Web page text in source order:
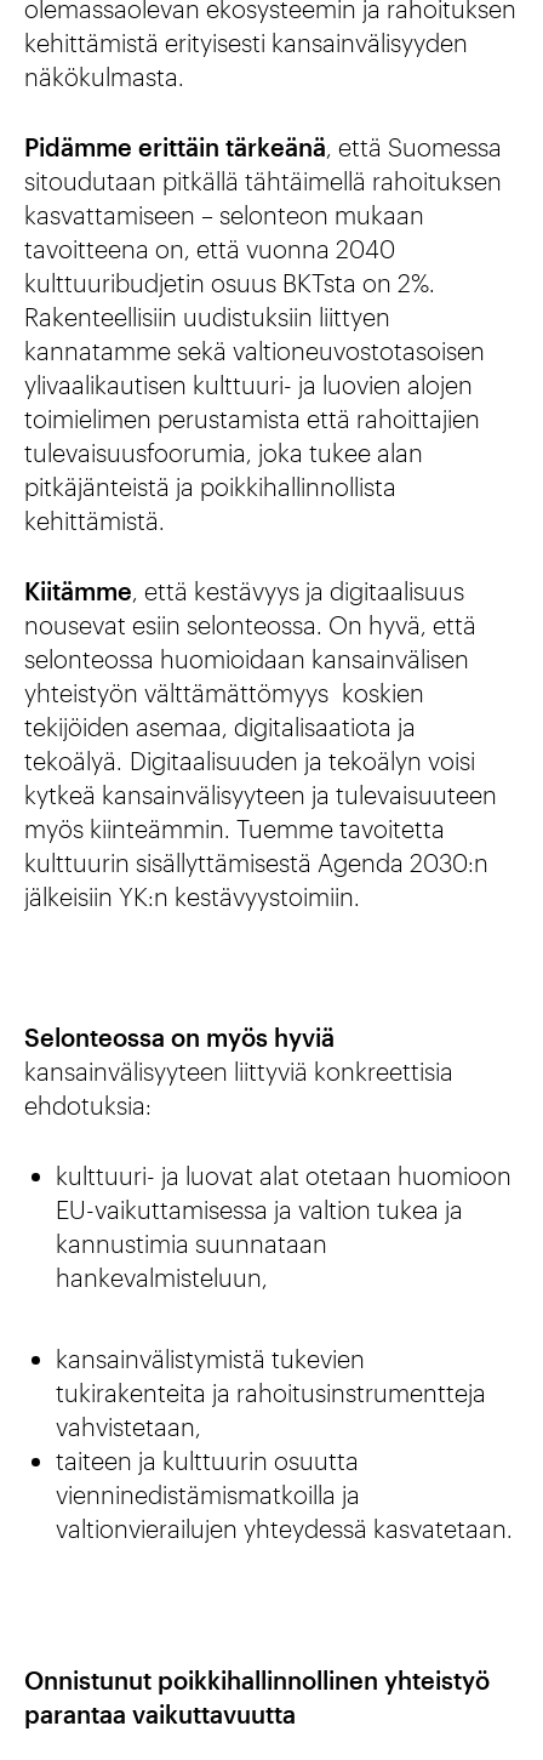
olemassaolevan ekosysteemin ja rahoituksen
kehittämistä erityisesti kansainvälisyyden
näkökulmasta.
Pidämme erittäin tärkeänä , että Suomessa
sitoudutaan pitkällä tähtäimellä rahoituksen
kasvattamiseen – selonteon mukaan
tavoitteena on, että vuonna 2040
kulttuuribudjetin osuus BKTsta on 2%.
Rakenteellisiin uudistuksiin liittyen
kannatamme sekä valtioneuvostotasoisen
ylivaalikautisen kulttuuri- ja luovien alojen
toimielimen perustamista että rahoittajien
tulevaisuusfoorumia, joka tukee alan
pitkäjänteistä ja poikkihallinnollista
kehittämistä.
Kiitämme , että kestävyys ja digitaalisuus
nousevat esiin selonteossa. On hyvä, että
selonteossa huomioidaan kansainvälisen
yhteistyön välttämättömyys koskien
tekijöiden asemaa, digitalisaatiota ja
tekoälyä. Digitaalisuuden ja tekoälyn voisi
kytkeä kansainvälisyyteen ja tulevaisuuteen
myös kiinteämmin. Tuemme tavoitetta
kulttuurin sisällyttämisestä Agenda 2030:n
jälkeisiin YK:n kestävyystoimiin.
Selonteossa on myös hyviä
kansainvälisyyteen liittyviä konkreettisia
ehdotuksia:
kulttuuri- ja luovat alat otetaan huomioon
EU-vaikuttamisessa ja valtion tukea ja
kannustimia suunnataan
hankevalmisteluun,
kansainvälistymistä tukevien
tukirakenteita ja rahoitusinstrumentteja
vahvistetaan,
taiteen ja kulttuurin osuutta
vienninedistämismatkoilla ja
valtionvierailujen yhteydessä kasvatetaan.
Onnistunut poikkihallinnollinen yhteistyö
parantaa vaikuttavuutta